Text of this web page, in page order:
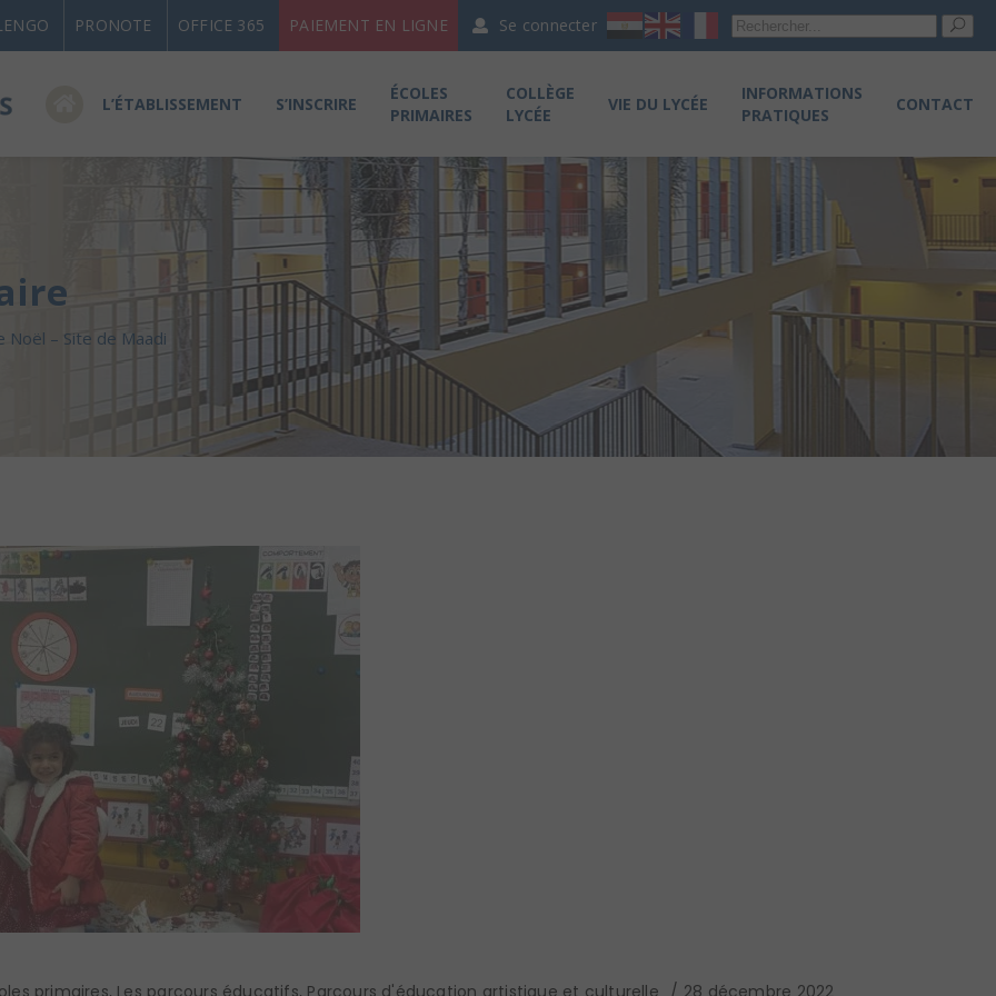
PRONOTE OFFICE 365 PAIEMENT EN LIGNE Se connecter
L’ÉTABLISSEMENT S’INSCRIRE
ÉCOLES
PRIMAIRES
COLLÈGE
LYCÉE
VIE DU LYCÉE
INFORMATIONS
PRATIQUES
CONTACT
Noël – Site de Maadi
primaires, Les parcours éducatifs, Parcours d'éducation artistique et culturelle 28 décembre 2022